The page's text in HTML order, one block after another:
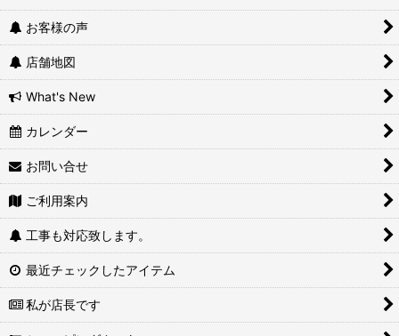
お客様の声
店舗地図
What's New
カレンダー
お問い合せ
ご利用案内
工事も対応致します。
最近チェックしたアイテム
私が店長です